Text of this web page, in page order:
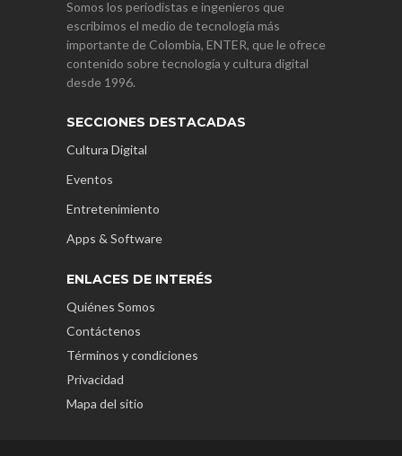
Somos los periodistas e ingenieros que
escribimos el medio de tecnología más
importante de Colombia, ENTER, que le ofrece
contenido sobre tecnología y cultura digital
desde 1996.
SECCIONES DESTACADAS
Cultura Digital
Eventos
Entretenimiento
Apps & Software
ENLACES DE INTERÉS
Quiénes Somos
Contáctenos
Términos y condiciones
Privacidad
Mapa del sitio